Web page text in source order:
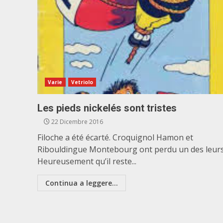
Varie Vetriolo
Les pieds nickelés sont tristes
22 Dicembre 2016
Filoche a été écarté. Croquignol Hamon et
Ribouldingue Montebourg ont perdu un des
Heureusement qu’il reste...
Continua a leggere...